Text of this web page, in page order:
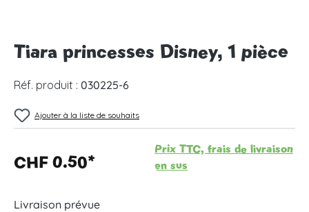
Tiara princesses Disney, 1 pièce
Réf. produit : 030225-6
Ajouter à la liste de souhaits
CHF 0.50*
Prix TTC, frais de livraison
en sus
Livraison prévue